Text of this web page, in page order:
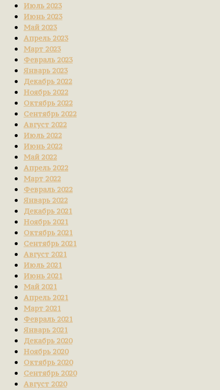
Июль 2023
Июнь 2023
Май 2023
Апрель 2023
Март 2023
Февраль 2023
Январь 2023
Декабрь 2022
Ноябрь 2022
Октябрь 2022
Сентябрь 2022
Август 2022
Июль 2022
Июнь 2022
Май 2022
Апрель 2022
Март 2022
Февраль 2022
Январь 2022
Декабрь 2021
Ноябрь 2021
Октябрь 2021
Сентябрь 2021
Август 2021
Июль 2021
Июнь 2021
Май 2021
Апрель 2021
Март 2021
Февраль 2021
Январь 2021
Декабрь 2020
Ноябрь 2020
Октябрь 2020
Сентябрь 2020
Август 2020